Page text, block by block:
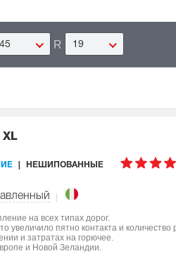
45 R 19
XL
НЕШИПОВАННЫЕ
на всех типах дорог.
увеличило пятно контакта и количество
и затратах на горючее.
и Новой Зеландии.